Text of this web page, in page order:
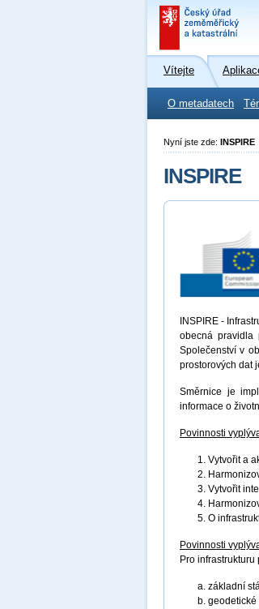
Vítejte
O metadatech
Nyní jste zde: INSPIRE
INSPIRE
INSPIRE -
obecná pravidla
Společenství v
prostorových dat
Směrnice je
informace o
Povinnosti
Vytvořit a
Vytvořit
O
Povinnosti
Pro
základní
geodetické